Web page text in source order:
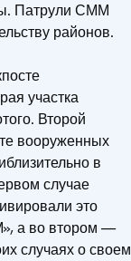
Патрули СММ
районов.
участка
Второй
вооруженных
в
случае
это
а во втором —
случаях о своем